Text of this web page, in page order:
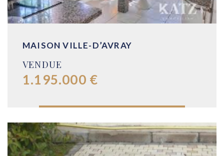
MAISON VILLE-D’AVRAY
VENDUE
1.195.000 €